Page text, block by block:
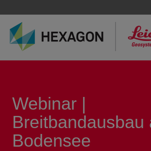
Webinar |
Breitbandausbau
Bodensee